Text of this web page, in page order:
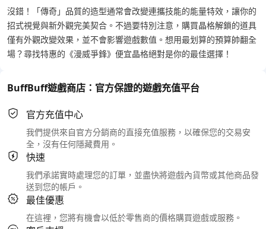
沒錯！「傳奇」品質的造型通常會改變連攜技能的能量特效，讓你的
招式視覺與新外觀完美契合。不過要特別注意，購買晶格解鎖的道具
僅有外觀改變效果，並不會影響遊戲數值。想用最划算的預算帥翻全
場？尋找特惠的《漫威爭鋒》便宜晶格絕對是你的最佳選擇！
BuffBuff遊戲商店：官方保證的遊戲充值平台
官方充值中心
我們提供來自官方分銷商的直接充值服務，以確保您的交易安
全，沒有任何隱藏費用。
快速
我們承諾實時處理您的訂單，並盡快將遊戲內貨幣或其他商品發
送到您的帳戶。
最佳優惠
在這裡，您將有機會以低於零售商的價格購買遊戲或服務。